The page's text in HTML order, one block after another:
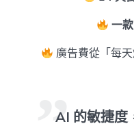
一
廣告費從「每
AI 的敏捷度